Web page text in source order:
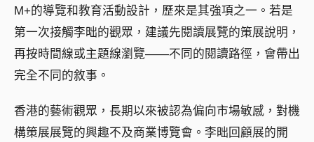
M+的導覽和教育活動設計，歷來是其強項之一。若是
第一次接觸李昢的觀眾，建議先閱讀展覽的策展說明，
再按時間線或主題線瀏覽——不同的閱讀路徑，會帶出
完全不同的敘事。
香港的藝術觀眾，長期以來被認為偏向市場敏感，對機
構策展展覽的興趣不及商業博覽會。李昢回顧展的開